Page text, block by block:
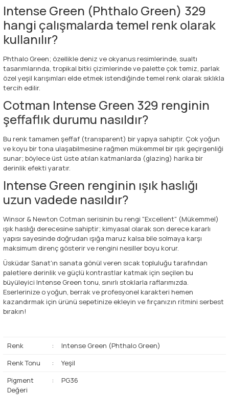
Intense Green (Phthalo Green) 329
hangi çalışmalarda temel renk olarak
kullanılır?
Phthalo Green; özellikle deniz ve okyanus resimlerinde, sualtı
tasarımlarında, tropikal bitki çizimlerinde ve palette çok temiz, parlak
özel yeşil karışımları elde etmek istendiğinde temel renk olarak sıklıkla
tercih edilir.
Cotman Intense Green 329 renginin
şeffaflık durumu nasıldır?
Bu renk tamamen şeffaf (transparent) bir yapıya sahiptir. Çok yoğun
ve koyu bir tona ulaşabilmesine rağmen mükemmel bir ışık geçirgenliği
sunar; böylece üst üste atılan katmanlarda (glazing) harika bir
derinlik efekti yaratır.
Intense Green renginin ışık haslığı
uzun vadede nasıldır?
Winsor & Newton Cotman serisinin bu rengi "Excellent" (Mükemmel)
ışık haslığı derecesine sahiptir; kimyasal olarak son derece kararlı
yapısı sayesinde doğrudan ışığa maruz kalsa bile solmaya karşı
maksimum direnç gösterir ve rengini nesiller boyu korur.
Üsküdar Sanat'ın sanata gönül veren sıcak topluluğu tarafından
paletlere derinlik ve güçlü kontrastlar katmak için seçilen bu
büyüleyici Intense Green tonu, sınırlı stoklarla raflarımızda.
Eserlerinize o yoğun, berrak ve profesyonel karakteri hemen
kazandırmak için ürünü sepetinize ekleyin ve fırçanızın ritmini serbest
bırakın!
Renk :
Intense Green (Phthalo Green)
Renk Tonu
:
Yeşil
Pigment
Değeri
: PG36